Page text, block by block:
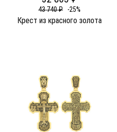
43 740 ₽ -25%
Крест из красного золота